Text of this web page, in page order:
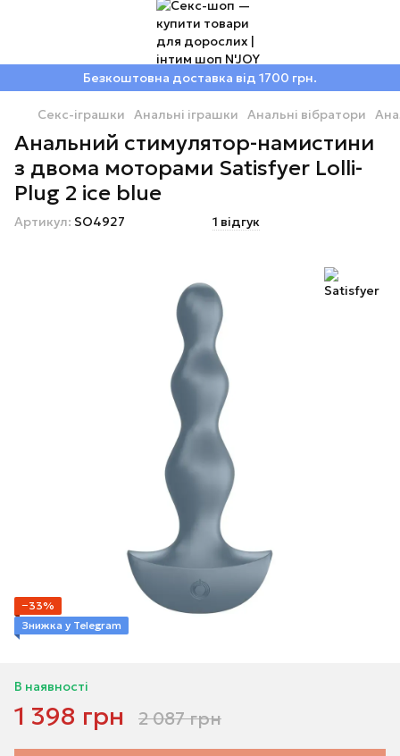
Безкоштовна доставка від 1700 грн.
Секс-іграшки Анальні іграшки Анальні вібратори
Анальний стимулятор-намистини
з двома моторами Satisfyer Lolli-
Plug 2 ice blue
Артикул: SO4927 1 відгук
−33%
Знижка у Telegram
В наявності
1 398 грн 2 087 грн